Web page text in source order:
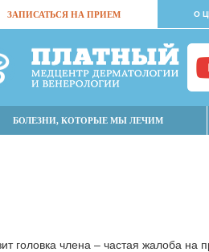
ЗАПИСАТЬСЯ НА ПРИЕМ О
БОЛЕЗНИ, КОТОРЫЕ МЫ ЛЕЧИМ
головка члена – частая жалоба на